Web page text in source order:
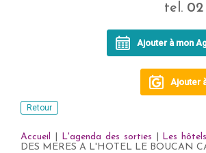
tel.
Ajouter à mon
Ajouter
Retour
Accueil L'agenda des sorties Les
DES MERES A L'HOTEL LE BOUCAN